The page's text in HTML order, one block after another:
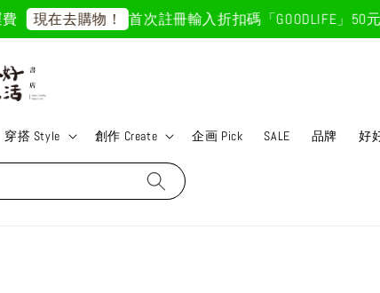
現在去購物！ 首次註冊輸入折扣碼「GOODLIFE」50元
穿搭 Style 創作 Create 企画 Pick SALE 品牌 好